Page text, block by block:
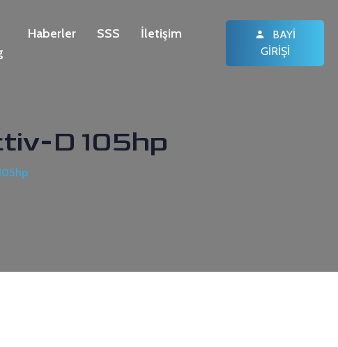
Haberler SSS İletişim
BAYI
GIRIŞI
D 105hp